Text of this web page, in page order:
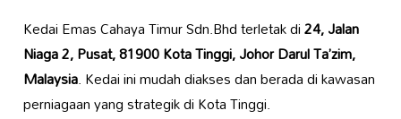
Kedai Emas Cahaya Timur Sdn.Bhd terletak di24, Jalan
Niaga 2, Pusat, 81900 Kota Tinggi, Johor Darul Ta’zim,
Malaysia. Kedai ini mudah diakses dan berada di kawasan
perniagaan yang strategik di Kota Tinggi.